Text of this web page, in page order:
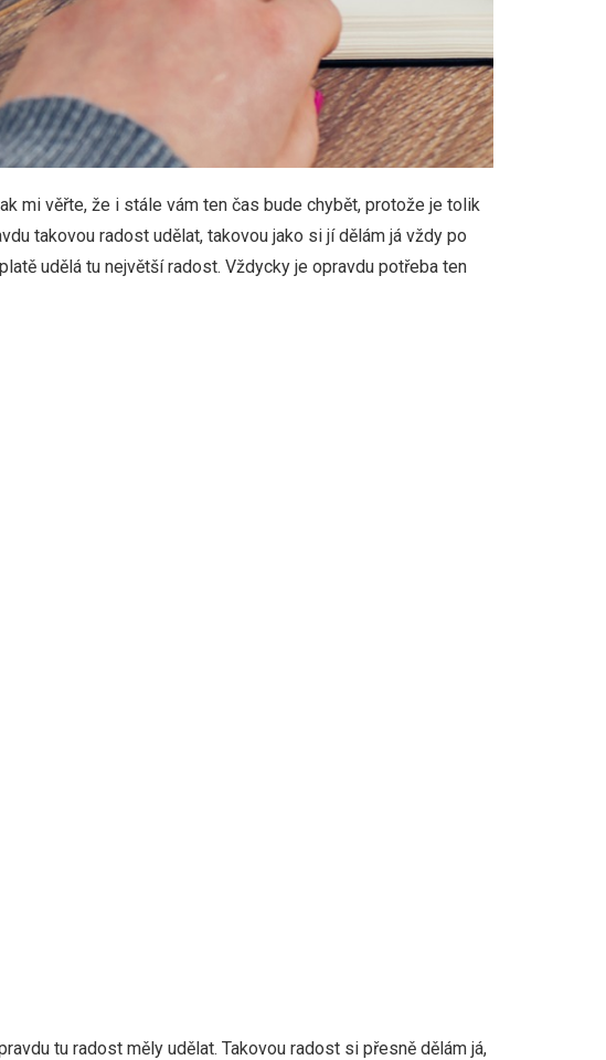
mi věřte, že i stále vám ten čas bude chybět, protože je tolik
takovou radost udělat, takovou jako si jí dělám já vždy po
udělá tu největší radost. Vždycky je opravdu potřeba ten
tu radost měly udělat. Takovou radost si přesně dělám já,